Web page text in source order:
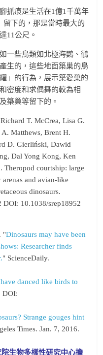
抓痕是生活在1億1千萬年
留下的，那是當時最大的
11公尺。
一些鳥類如北極海鸚、鴴
生的，這些地面築巢的鳥
」的行為，展示築愛巢的
密度和求偶舞的較為相
築巢等留下的。
T. McCrea, Lisa G.
Matthews, Brent H.
D. Gierliński, Dawid
Dal Yong Kong, Ken
Theropod courtship: large
and avian-like
dinosaurs.
DOI: 10.1038/srep18952
"Dinosaurs may have been
Researcher finds
" ScienceDaily.
danced like birds to
DOI:
Strange gouges hint
Times. Jan. 7, 2016.
生物多樣性研究中心擔